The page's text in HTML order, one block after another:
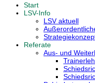
Start
LSV-Info
LSV aktuell
Referate
Aus- und